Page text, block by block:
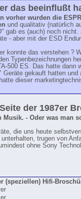
das beeinflußt
vorher wurden die
und qualitativ (natürlich
gab es (auch) noch
- aber mit der ESD
konnte das verstehen ?
Typenbezeichnungen
500 ES. Das hatte dann
Geräte gekauft hatten
dieser
der 1987er
Musik. - Oder was man
die uns heute
trugen von
ohne Sony
(speziellen) Hifi-